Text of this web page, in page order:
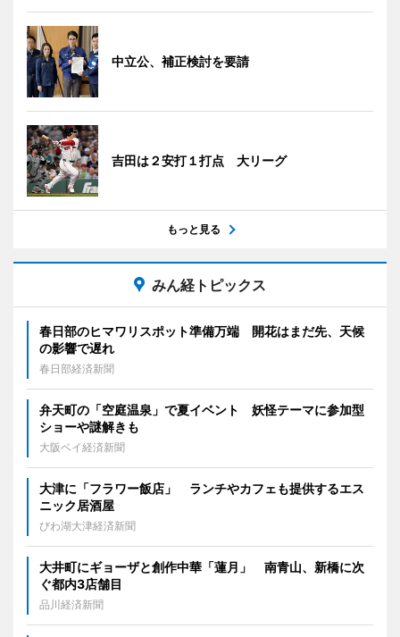
中立公、補正検討を要請
吉田は２安打１打点 大リーグ
もっと見る
みん経トピックス
春日部のヒマワリスポット準備万端 開花はまだ先、天候
の影響で遅れ
春日部経済新聞
弁天町の「空庭温泉」で夏イベント 妖怪テーマに参加型
ショーや謎解きも
大阪ベイ経済新聞
大津に「フラワー飯店」 ランチやカフェも提供するエス
ニック居酒屋
びわ湖大津経済新聞
大井町にギョーザと創作中華「蓮月」 南青山、新橋に次
ぐ都内3店舗目
品川経済新聞